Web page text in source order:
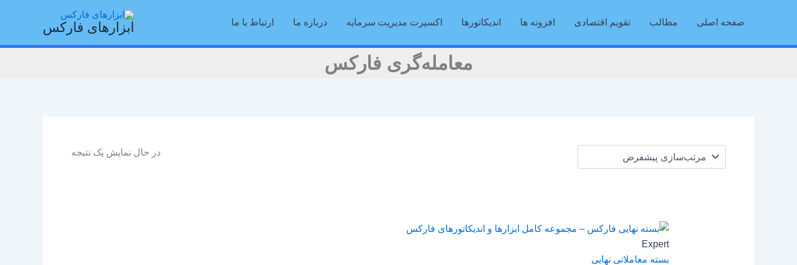
صفحه اصلی مطالب تقویم اقتصادی افزونه ها اندیکاتورها اکسپرت مدیریت سرمایه درباره ما ارتباط با ما ابزارهای فارکس
معامله‌گری فارکس
در حال نمایش یک نتیجه
Expert
بسته معاملاتی نهایی